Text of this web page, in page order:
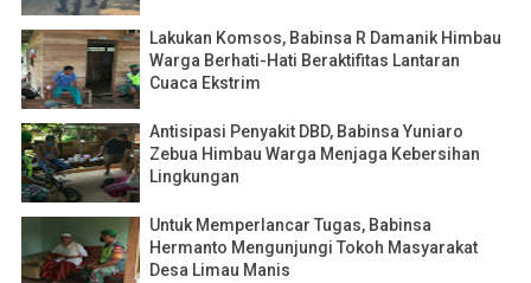
Lakukan Komsos, Babinsa R Damanik Himbau
Warga Berhati-Hati Beraktifitas Lantaran
Cuaca Ekstrim
Antisipasi Penyakit DBD, Babinsa Yuniaro
Zebua Himbau Warga Menjaga Kebersihan
Lingkungan
Untuk Memperlancar Tugas, Babinsa
Hermanto Mengunjungi Tokoh Masyarakat
Desa Limau Manis